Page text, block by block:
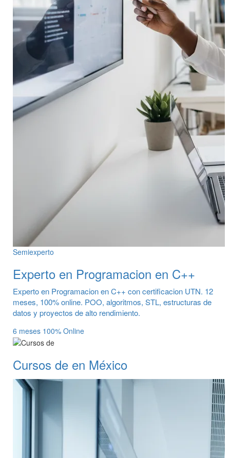
Semiexperto
Experto en Programacion en C++
Experto en Programacion en C++ con certificacion UTN. 12
meses, 100% online. POO, algoritmos, STL, estructuras de
datos y proyectos de alto rendimiento.
6 meses 100% Online
Cursos de en México